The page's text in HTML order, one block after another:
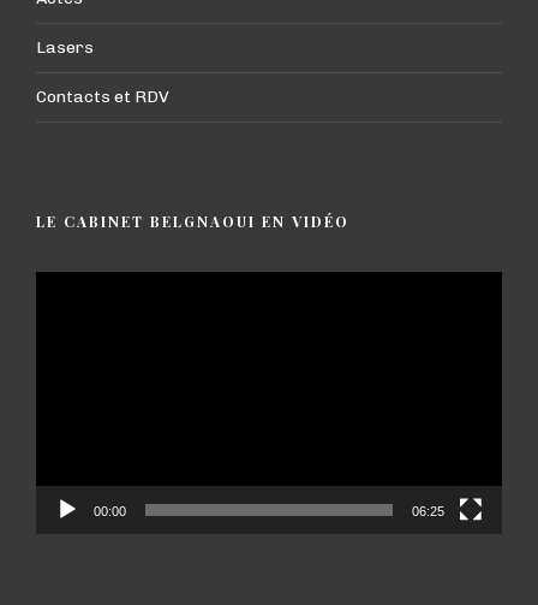
Lasers
Contacts et RDV
LE CABINET BELGNAOUI EN VIDÉO
00:00 06:25